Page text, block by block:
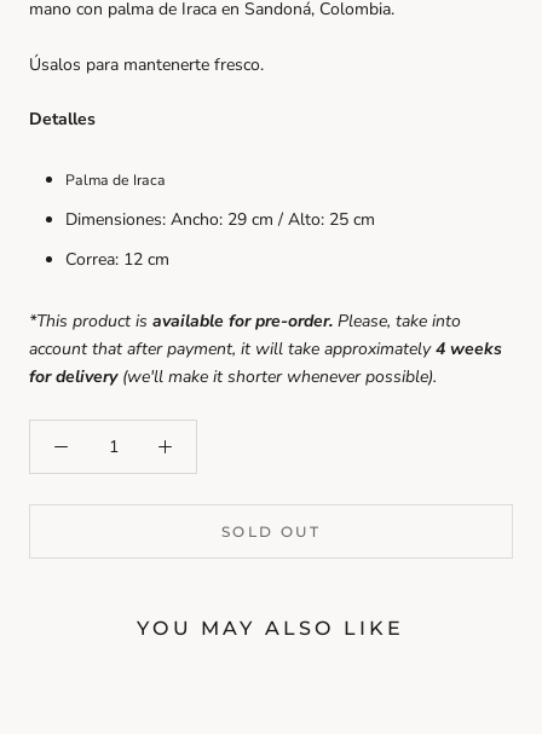
mano con palma de Iraca en Sandoná, Colombia.
Úsalos para mantenerte fresco.
Detalles
Palma de Iraca
Dimensiones: Ancho: 29 cm / Alto: 25 cm
Correa: 12 cm
*This product is available for pre-order. Please, take into
account that after payment, it will take approximately4 weeks
for delivery(we'll make it shorter whenever possible).
SOLD OUT
YOU MAY ALSO LIKE